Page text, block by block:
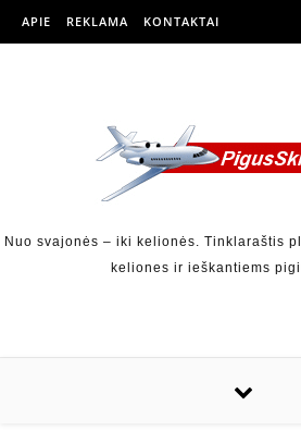
APIE REKLAMA KONTAKTAI
Nuo svajonės – iki kelionės. Tinklaraštis
keliones ir ieškantiems